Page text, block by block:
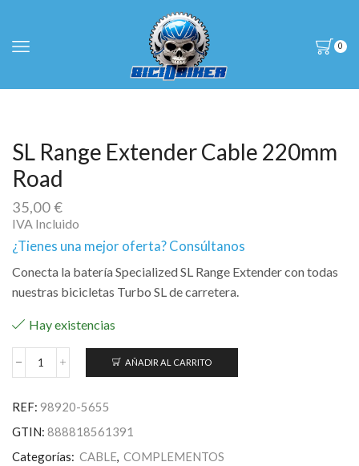
0
SL Range Extender Cable 220mm
Road
35,00€
IVA Incluido
¿Tienes una mejor oferta? Consúltanos
Conecta la batería Specialized SL Range Extender con todas
nuestras bicicletas Turbo SL de carretera.
Hay existencias
SL
Cable
220mm
Road
cantidad
AÑADIR AL CARRITO
REF: 98920-5655
GTIN: 888818561391
Categorías: CABLE, COMPLEMENTOS